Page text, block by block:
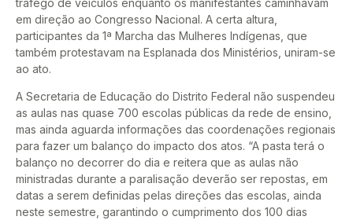
em direção ao Congresso Nacional. A certa altura,
participantes da 1ª Marcha das Mulheres Indígenas, que
também protestavam na Esplanada dos Ministérios, uniram-se
ao ato.
A Secretaria de Educação do Distrito Federal não suspendeu
as aulas nas quase 700 escolas públicas da rede de ensino,
mas ainda aguarda informações das coordenações regionais
para fazer um balanço do impacto dos atos. “A pasta terá o
balanço no decorrer do dia e reitera que as aulas não
ministradas durante a paralisação deverão ser repostas, em
datas a serem definidas pelas direções das escolas, ainda
neste semestre, garantindo o cumprimento dos 100 dias